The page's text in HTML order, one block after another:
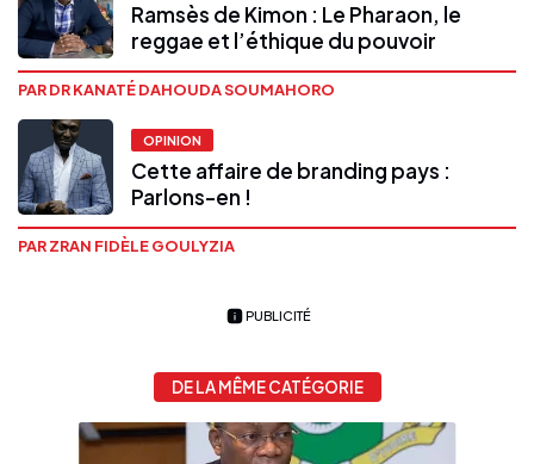
Ramsès de Kimon : Le Pharaon, le
reggae et l’éthique du pouvoir
PAR DR KANATÉ DAHOUDA SOUMAHORO
OPINION
Cette affaire de branding pays :
Parlons-en !
PAR ZRAN FIDÈLE GOULYZIA
PUBLICITÉ
DE LA MÊME CATÉGORIE